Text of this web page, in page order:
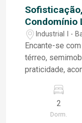
Condomínio
Industrial I -
Encante-se
térreo,
praticidade,
Pampa, o
sendo 1 suíte;
cozinha
2
Dorm.